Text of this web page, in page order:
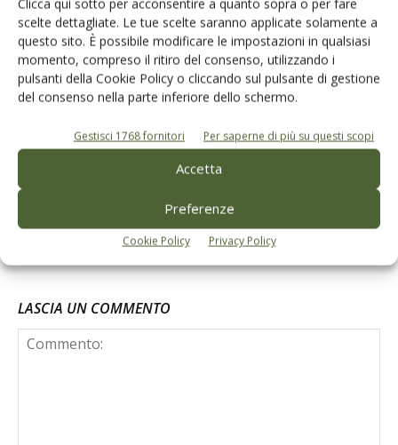
Clicca qui sotto per acconsentire a quanto sopra o per fare
scelte dettagliate. Le tue scelte saranno applicate solamente a
questo sito. È possibile modificare le impostazioni in qualsiasi
momento, compreso il ritiro del consenso, utilizzando i
pulsanti della Cookie Policy o cliccando sul pulsante di gestione
del consenso nella parte inferiore dello schermo.
Gestisci 1768 fornitori Per saperne di più su questi scopi
Accetta
Preferenze
Cookie Policy Privacy Policy
“Peranzana” a un passo dalla Dop
Olio evo Dop e Igp, nuovo baricentro
della Dop economy italiana
Le Olive Taggiasche ottengono l’Igp
LASCIA UN COMMENTO